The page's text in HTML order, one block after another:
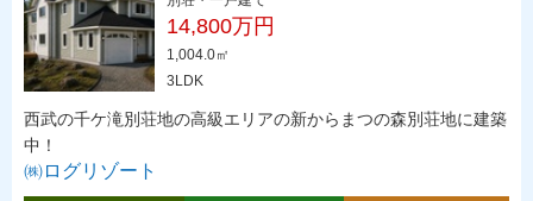
14,800万円
1,004.0㎡
3LDK
西武の千ケ滝別荘地の高級エリアの新からまつの森別荘地に建築
中！
㈱ログリゾート